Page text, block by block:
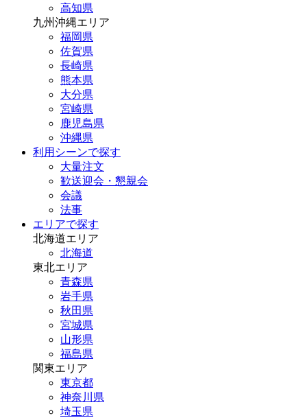
高知県
九州沖縄エリア
福岡県
佐賀県
長崎県
熊本県
大分県
宮崎県
鹿児島県
沖縄県
利用シーンで探す
大量注文
歓送迎会・懇親会
会議
法事
エリアで探す
北海道エリア
北海道
東北エリア
青森県
岩手県
秋田県
宮城県
山形県
福島県
関東エリア
東京都
神奈川県
埼玉県